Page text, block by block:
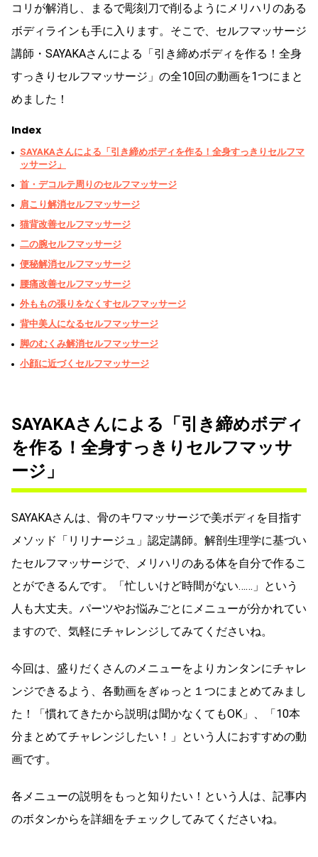
コリが解消し、まるで彫刻刀で削るようにメリハリのある
ボディラインも手に入ります。そこで、セルフマッサージ
講師・SAYAKAさんによる「引き締めボディを作る！全身
すっきりセルフマッサージ」の全10回の動画を1つにまと
めました！
Index
SAYAKAさんによる「引き締めボディを作る！全身すっきりセルフマ
ッサージ」
首・デコルテ周りのセルフマッサージ
肩こり解消セルフマッサージ
猫背改善セルフマッサージ
二の腕セルフマッサージ
便秘解消セルフマッサージ
腰痛改善セルフマッサージ
外ももの張りをなくすセルフマッサージ
背中美人になるセルフマッサージ
脚のむくみ解消セルフマッサージ
小顔に近づくセルフマッサージ
SAYAKAさんによる「引き締めボディ
を作る！全身すっきりセルフマッサ
ージ」
SAYAKAさんは、骨のキワマッサージで美ボディを目指す
メソッド「リリナージュ」認定講師。解剖生理学に基づい
たセルフマッサージで、メリハリのある体を自分で作るこ
とができるんです。「忙しいけど時間がない……」という
人も大丈夫。パーツやお悩みごとにメニューが分かれてい
ますので、気軽にチャレンジしてみてくださいね。
今回は、盛りだくさんのメニューをよりカンタンにチャレ
ンジできるよう、各動画をぎゅっと１つにまとめてみまし
た！「慣れてきたから説明は聞かなくてもOK」、「10本
分まとめてチャレンジしたい！」という人におすすめの動
画です。
各メニューの説明をもっと知りたい！という人は、記事内
のボタンからを詳細をチェックしてみてくださいね。